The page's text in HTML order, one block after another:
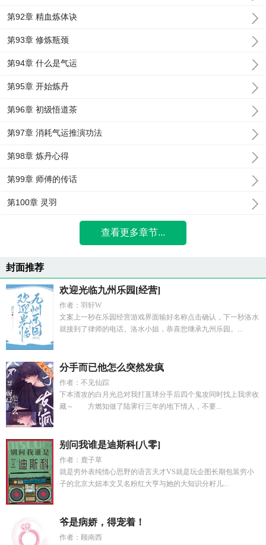
第92章 精血炼体诀
第93章 修炼瓶颈
第94章 什么是气运
第95章 开始炼丹
第96章 初级悟道茶
第97章 消耗气运推演功法
第98章 炼丹心得
第99章 师傅的传话
第100章 灵羽
查看更多章节...
封面推荐
欢迎光临九州乐园[经营]
作者：羽轩W
文案上一秒在乐园经营游戏界面输好名称点击确认，下一秒洛水
就接到了律师的电话。洛水小姐，恭喜您继承九州乐园。...
分手而已他怎么突然发疯
作者：不见仙踪
下本渣攻的白月光总对我打直球分手后四个鬼攻同时找上我求收
藏～ 方燃知做了陆霁行三年的地下情人，不要...
别问我谁是迪斯科[八零]
作者：鹿子草
就是穷外表纯情心思野的语言天才VS就是玩企图长期包装穷小
子的北京大妞本文又名粉红大亨与她的大知识分籽儿...
爷是病娇，得宠着！
作者：顾南西